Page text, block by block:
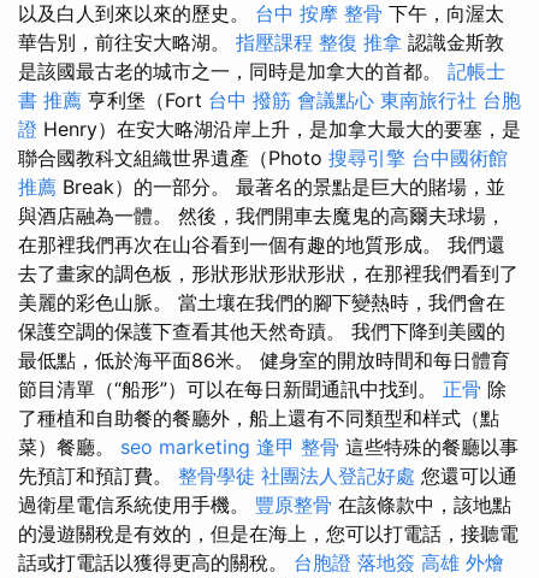
以及白人到來以來的歷史。 台中 按摩 整骨 下午，向渥太
華告別，前往安大略湖。 指壓課程 整復 推拿 認識金斯敦
是該國最古老的城市之一，同時是加拿大的首都。 記帳士
書 推薦 亨利堡（Fort 台中 撥筋 會議點心 東南旅行社 台胞
證 Henry）在安大略湖沿岸上升，是加拿大最大的要塞，是
聯合國教科文組織世界遺產（Photo 搜尋引擎 台中國術館
推薦 Break）的一部分。 最著名的景點是巨大的賭場，並
與酒店融為一體。 然後，我們開車去魔鬼的高爾夫球場，
在那裡我們再次在山谷看到一個有趣的地質形成。 我們還
去了畫家的調色板，形狀形狀形狀形狀，在那裡我們看到了
美麗的彩色山脈。 當土壤在我們的腳下變熱時，我們會在
保護空調的保護下查看其他天然奇蹟。 我們下降到美國的
最低點，低於海平面86米。 健身室的開放時間和每日體育
節目清單（“船形”）可以在每日新聞通訊中找到。 正骨 除
了種植和自助餐的餐廳外，船上還有不同類型和样式（點
菜）餐廳。 seo marketing 逢甲 整骨 這些特殊的餐廳以事
先預訂和預訂費。 整骨學徒 社團法人登記好處 您還可以通
過衛星電信系統使用手機。 豐原整骨 在該條款中，該地點
的漫遊關稅是有效的，但是在海上，您可以打電話，接聽電
話或打電話以獲得更高的關稅。 台胞證 落地簽 高雄 外燴